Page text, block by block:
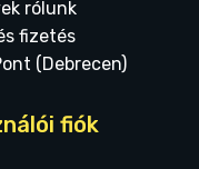
rólunk
fizetés
(Debrecen)
fiók